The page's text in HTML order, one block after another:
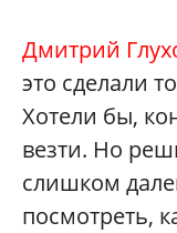
Дмитрий
это сделали
Хотели бы,
везти. Но
слишком
посмотреть,